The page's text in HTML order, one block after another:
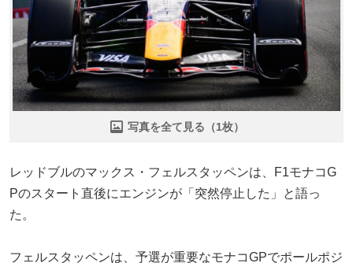
写真を全て見る（1枚）
レッドブルのマックス・フェルスタッペンは、F1モナコG
Pのスタート直後にエンジンが「突然停止した」と語っ
た。
フェルスタッペンは、予選が重要なモナコGPでポールポジ